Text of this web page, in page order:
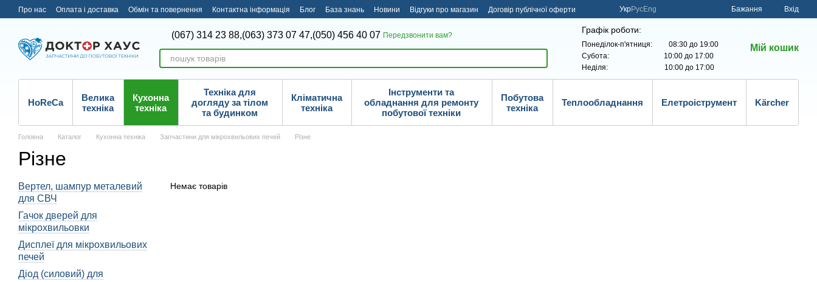
Перейти до основного контенту
Про нас Оплата і доставка Обмін та повернення Контактна інформація Блог База знань Новини Відгуки про магазин Договір публічної оферти УкрРусEng Бажання Вхід
(067) 314 23 88,(063) 373 07 47,(050) 456 40 07 Передзвонити вам?
Графік роботи:
Понеділок-п'ятниця: 08:30 до 19:00
Субота: 10:00 до 17:00
Неділя: 10:00 до 17:00
Мій кошик
HoReCa
Велика
техніка
Кухонна
техніка
Техніка для
догляду за тілом
та будинком
Кліматична
техніка
Інструменти та
обладнання для ремонту
побутової техніки
Побутова
техніка
Теплообладнання Елетроіструмент Kärcher
Головна Каталог Кухонна техніка Запчастини для мікрохвильових печей Різне
Різне
Немає товарів
Вертел, шампур металевий
для СВЧ
Гачок дверей для
мікрохвильовки
Дисплеї для мікрохвильових
печей
Діод (силовий) для